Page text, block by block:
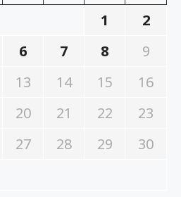
1
2
6 7 8
9
13 14 15
16
20 21 22
23
27 28 29
30